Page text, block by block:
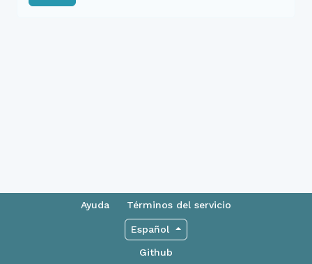
Ayuda Términos del servicio
Español
Github